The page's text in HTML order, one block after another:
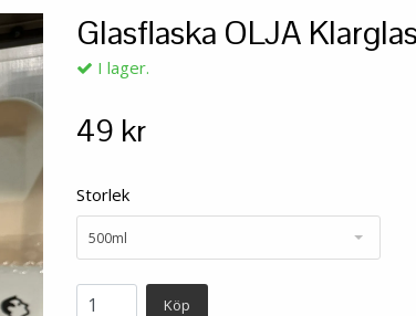
Glasflaska OLJA
I lager.
49 kr
Storlek
500ml
Köp